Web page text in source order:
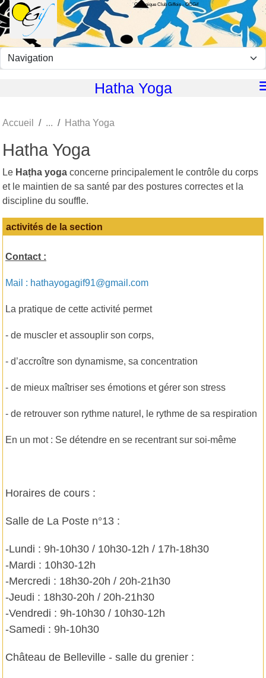
Olympique Club Giffois - OCGif
Hatha Yoga
Accueil Hatha Yoga
Hatha Yoga
Le Haṭha yoga concerne principalement le contrôle du corps
et le maintien de sa santé par des postures correctes et la
discipline du souffle.
activités de la section
Contact :
Mail : hathayogagif91@gmail.com
La pratique de cette activité permet
- de muscler et assouplir son corps,
- d’accroître son dynamisme, sa concentration
- de mieux maîtriser ses émotions et gérer son stress
- de retrouver son rythme naturel, le rythme de sa respiration
En un mot : Se détendre en se recentrant sur soi-même
Horaires de cours :
Salle de La Poste n°13 :
-Lundi : 9h-10h30 / 10h30-12h / 17h-18h30
-Mardi : 10h30-12h
-Mercredi : 18h30-20h / 20h-21h30
-Jeudi : 18h30-20h / 20h-21h30
-Vendredi : 9h-10h30 / 10h30-12h
-Samedi : 9h-10h30
Château de Belleville - salle du grenier :
Panneau de gestion des cookies